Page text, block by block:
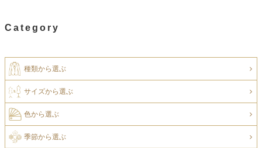
Category
種類から選ぶ
サイズから選ぶ
色から選ぶ
季節から選ぶ